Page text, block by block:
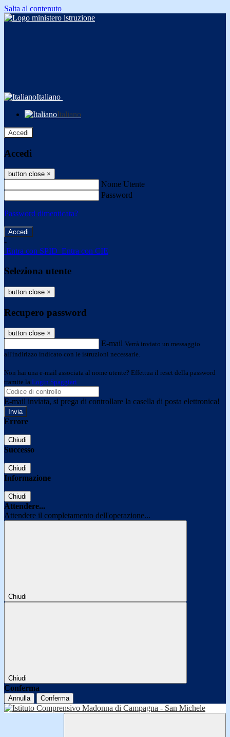
Salta al contenuto
Italiano
Italiano
Accedi
Accedi
button close ×
Nome Utente
Password
Password dimenticata?
-
Entra con SPID Entra con CIE
Seleziona utente
button close ×
Recupero password
button close ×
E-mail Verrà inviato un messaggio
all'indirizzo indicato con le istruzioni necessarie.
Non hai una e-mail associata al nome utente? Effettua il reset della password
tramite la Login Spaggiari
E-mail inviata, si prega di controllare la casella di posta elettronica!
Errore
Chiudi
Successo
Chiudi
Informazione
Chiudi
Attendere...
Attendere il completamento dell'operazione...
Chiudi
Chiudi
Conferma
Annulla Conferma